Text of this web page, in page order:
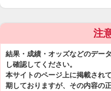
注
結果・成績・オッズなどのデー
し確認してください。
本サイトのページ上に掲載され
期しておりますが、その内容の